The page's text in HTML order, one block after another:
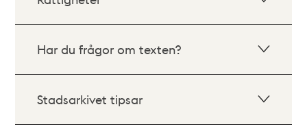
Har du frågor om texten?
Stadsarkivet tipsar